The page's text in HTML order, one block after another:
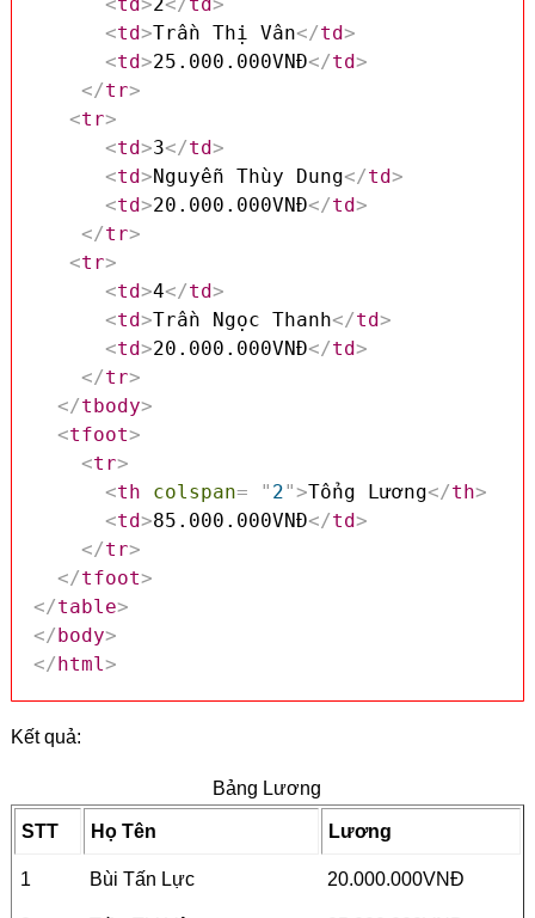
<td>Trần Thị Vân</td>
<td>25.000.000VNĐ</td>
</tr>
<tr>
<td>3</td>
<td>Nguyễn Thùy Dung</td>
<td>20.000.000VNĐ</td>
</tr>
<tr>
<td>4</td>
<td>Trần Ngọc Thanh</td>
<td>20.000.000VNĐ</td>
</tr>
</tbody>
<tfoot>
<tr>
<th colspan= " 2">Tổng Lương</th>
<td>85.000.000VNĐ</td>
</tr>
</tfoot>
</table>
</ body>
</ html>
Kết quả:
Bảng Lương
STT Họ Tên Lương
1 Bùi Tấn Lực 20.000.000VNĐ